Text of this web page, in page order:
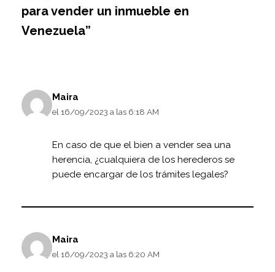
para vender un inmueble en
Venezuela”
Maira
el 16/09/2023 a las 6:18 AM
En caso de que el bien a vender sea una
herencia, ¿cualquiera de los herederos se
puede encargar de los trámites legales?
Maira
el 16/09/2023 a las 6:20 AM